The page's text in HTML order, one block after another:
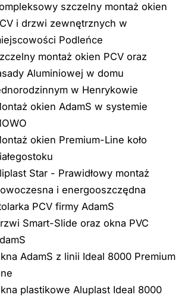
szczelny montaż okien
i drzwi zewnętrznych w
Podleńce
montaż okien PCV oraz
Aluminiowej w domu
w Henrykowie
okien AdamS w systemie
okien Premium-Line koło
Star - Prawidłowy montaż
i energooszczędna
PCV firmy AdamS
Smart-Slide oraz okna PVC
AdamS z linii Ideal 8000 Premium
plastikowe Aluplast Ideal 8000